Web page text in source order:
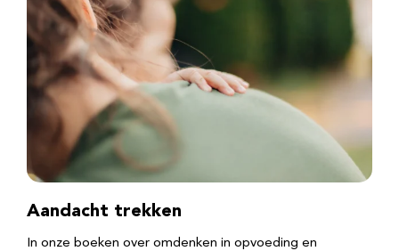
Aandacht trekken
In onze boeken over omdenken in opvoeding en